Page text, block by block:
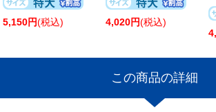
5,150円(税込) 4,020円(税込)
この商品の詳細